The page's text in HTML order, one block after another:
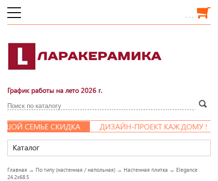
. . .
График работы на лето 2026 г.
СЕМЬЕ СКИДКА
ДИЗАЙН-ПРОЕКТ КАЖДОМУ !
Каталог
Главная → По типу (настенная / напольная) → Настенная плитка → Elegance
24.2x68.5